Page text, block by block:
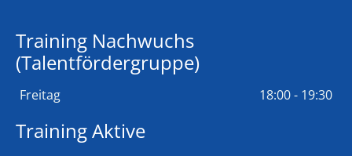
Training Nachwuchs
(Talentfördergruppe)
Freitag 18:00 - 19:30
Training Aktive